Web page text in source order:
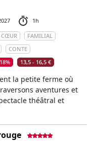
1h
CŒUR
FAMILIAL
CONTE
13,5 - 16,5 €
la petite ferme où
aventures et
théâtral et